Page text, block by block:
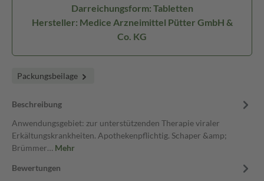
Darreichungsform: Tabletten
Hersteller: Medice Arzneimittel Pütter GmbH &
Co. KG
Packungsbeilage
Beschreibung
Anwendungsgebiet: zur unterstützenden Therapie viraler
Erkältungskrankheiten. Apothekenpflichtig. Schaper &amp;
Brümmer… Mehr
Bewertungen